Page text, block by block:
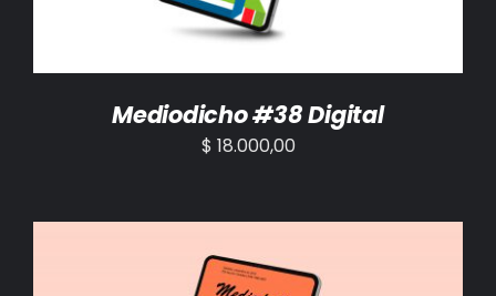
Mediodicho #38 Digital
$ 18.000,00